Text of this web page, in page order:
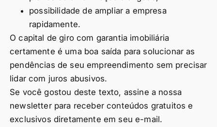
possibilidade de ampliar a empresa
rapidamente.
O capital de giro com garantia imobiliária
certamente é uma boa saída para solucionar as
pendências de seu empreendimento sem precisar
lidar com juros abusivos.
Se você gostou deste texto, assine a nossa
newsletter para receber conteúdos gratuitos e
exclusivos diretamente em seu e-mail.